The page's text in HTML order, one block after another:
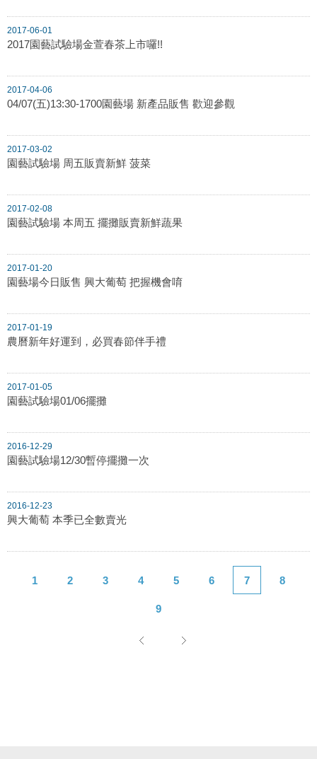
2017-06-01
2017園藝試驗場金萱春茶上市囉!!
2017-04-06
04/07(五)13:30-1700園藝場 新產品販售 歡迎參觀
2017-03-02
園藝試驗場 周五販賣新鮮 菠菜
2017-02-08
園藝試驗場 本周五 擺攤販賣新鮮蔬果
2017-01-20
園藝場今日販售 興大葡萄 把握機會唷
2017-01-19
農曆新年好運到，必買春節伴手禮
2017-01-05
園藝試驗場01/06擺攤
2016-12-29
園藝試驗場12/30暫停擺攤一次
2016-12-23
興大葡萄 本季已全數賣光
1 2 3 4 5 6 7 8
9